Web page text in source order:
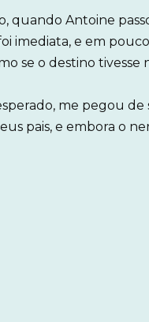
quando Antoine
imediata, e em
se o destino tivesse
me pegou de
pais, e embora o